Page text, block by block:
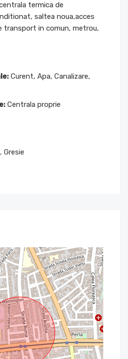
termica de
saltea noua,acces
transport in comun, metrou,
Curent, Apa, Canalizare,
Centrala proprie
Gresie